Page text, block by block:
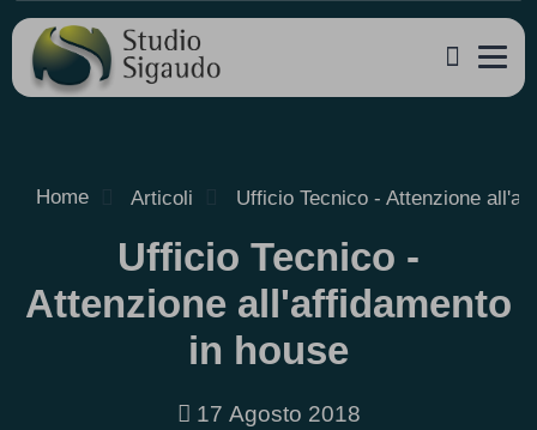
Home Articoli Ufficio Tecnico - Attenzione
Ufficio Tecnico -
Attenzione all'affidamento
in house
17 Agosto 2018